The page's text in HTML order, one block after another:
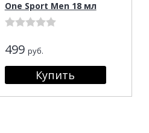
One Sport Men 18 мл
499 руб.